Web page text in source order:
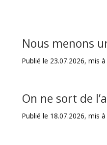
Nous menons
Publié le 23.07.2026, mis
On ne sort de
Publié le 18.07.2026, mis